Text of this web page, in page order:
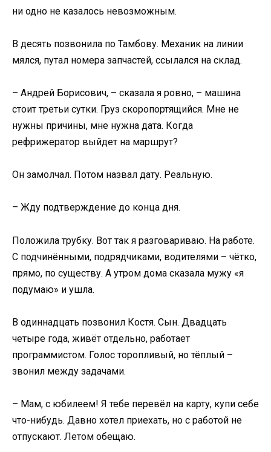
ни одно не казалось невозможным.
В десять позвонила по Тамбову. Механик на линии
мялся, путал номера запчастей, ссылался на склад.
– Андрей Борисович, – сказала я ровно, – машина
стоит третьи сутки. Груз скоропортящийся. Мне не
нужны причины, мне нужна дата. Когда
рефрижератор выйдет на маршрут?
Он замолчал. Потом назвал дату. Реальную.
– Жду подтверждение до конца дня.
Положила трубку. Вот так я разговариваю. На работе.
С подчинёнными, подрядчиками, водителями – чётко,
прямо, по существу. А утром дома сказала мужу «я
подумаю» и ушла.
В одиннадцать позвонил Костя. Сын. Двадцать
четыре года, живёт отдельно, работает
программистом. Голос торопливый, но тёплый –
звонил между задачами.
– Мам, с юбилеем! Я тебе перевёл на карту, купи себе
что-нибудь. Давно хотел приехать, но с работой не
отпускают. Летом обещаю.